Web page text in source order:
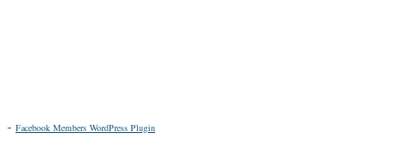
- Facebook Members WordPress Plugin